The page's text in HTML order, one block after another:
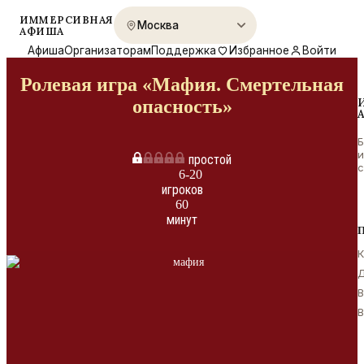
ИММЕРСИВНАЯ
АФИША
АфишаОрганизаторамПоддержка Избранное Войти
Ролевая игра «Мафия. Смертельная
опасность»
простой
6-20
игроков
60
минут